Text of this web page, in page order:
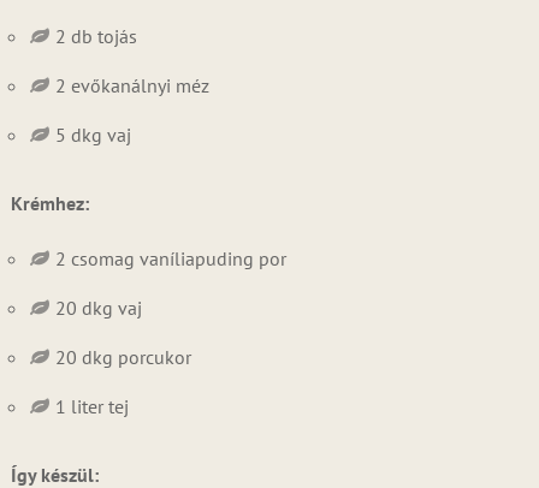
2 db tojás
2 evőkanálnyi méz
5 dkg vaj
Krémhez:
2 csomag vaníliapuding por
20 dkg vaj
20 dkg porcukor
1 liter tej
Így készül: